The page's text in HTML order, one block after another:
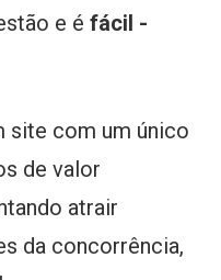
e éfácil -
site com um único
de valor
atrair
da concorrência,